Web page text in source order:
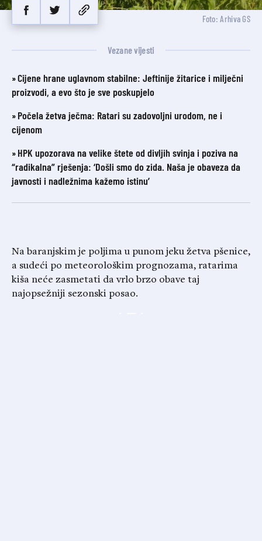
Foto: Arhiva GS
Vezane vijesti
Cijene hrane uglavnom stabilne: Jeftinije žitarice i milječni
proizvodi, a evo što je sve poskupjelo
Počela žetva ječma: Ratari su zadovoljni urodom, ne i
cijenom
HPK upozorava na velike štete od divljih svinja i poziva na
“radikalna” rješenja: ‘Došli smo do zida. Naša je obaveza da
javnosti i nadležnima kažemo istinu’
Na baranjskim je poljima u punom jeku žetva pšenice,
a sudeći po meteorološkim prognozama, ratarima
kiša neće zasmetati da vrlo brzo obave taj
najopsežniji sezonski posao.